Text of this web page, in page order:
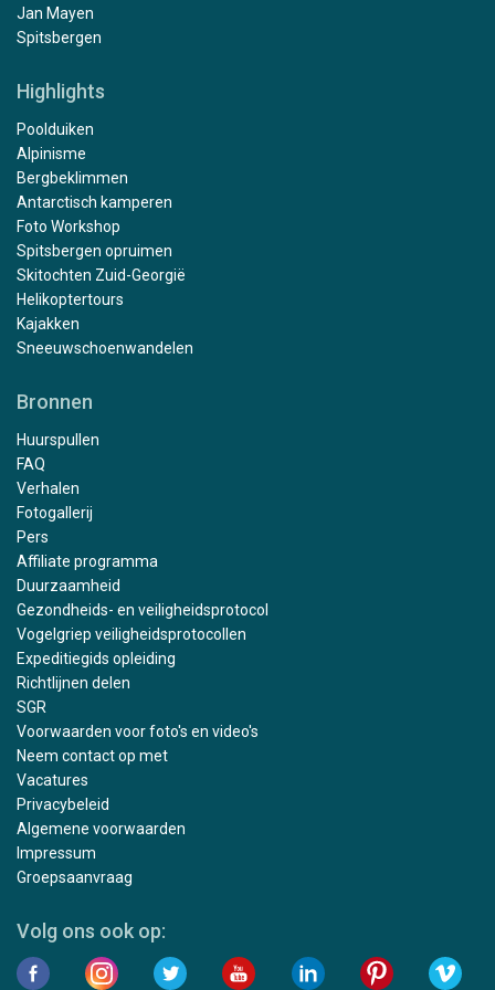
Jan Mayen
Spitsbergen
Highlights
Poolduiken
Alpinisme
Bergbeklimmen
Antarctisch kamperen
Foto Workshop
Spitsbergen opruimen
Skitochten Zuid-Georgië
Helikoptertours
Kajakken
Sneeuwschoenwandelen
Bronnen
Huurspullen
FAQ
Verhalen
Fotogallerij
Pers
Affiliate programma
Duurzaamheid
Gezondheids- en veiligheidsprotocol
Vogelgriep veiligheidsprotocollen
Expeditiegids opleiding
Richtlijnen delen
SGR
Voorwaarden voor foto's en video's
Neem contact op met
Vacatures
Privacybeleid
Algemene voorwaarden
Impressum
Groepsaanvraag
Volg ons ook op: